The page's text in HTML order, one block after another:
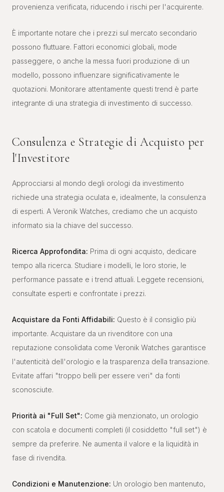
provenienza verificata, riducendo i rischi per l'acquirente.
È importante notare che i prezzi sul mercato secondario
possono fluttuare. Fattori economici globali, mode
passeggere, o anche la messa fuori produzione di un
modello, possono influenzare significativamente le
quotazioni. Monitorare attentamente questi trend è parte
integrante di una strategia di investimento di successo.
Consulenza e Strategie di Acquisto per
l'Investitore
Approcciarsi al mondo degli orologi da investimento
richiede una strategia oculata e, idealmente, la consulenza
di esperti. A Veronik Watches, crediamo che un acquisto
informato sia la chiave del successo.
Ricerca Approfondita: Prima di ogni acquisto, dedicare
tempo alla ricerca. Studiare i modelli, le loro storie, le
performance passate e i trend attuali. Leggete recensioni,
consultate esperti e confrontate i prezzi.
Acquistare da Fonti Affidabili: Questo è il consiglio più
importante. Acquistare da un rivenditore con una
reputazione consolidata come Veronik Watches garantisce
l'autenticità dell'orologio e la trasparenza della transazione.
Evitate affari "troppo belli per essere veri" da fonti
sconosciute.
Priorità ai "Full Set": Come già menzionato, un orologio
con scatola e documenti completi (il cosiddetto "full set") è
sempre da preferire. Ne aumenta il valore e la liquidità in
fase di rivendita.
Condizioni e Manutenzione: Un orologio ben mantenuto,